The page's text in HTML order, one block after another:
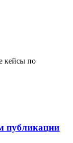
кейсы по
публикации